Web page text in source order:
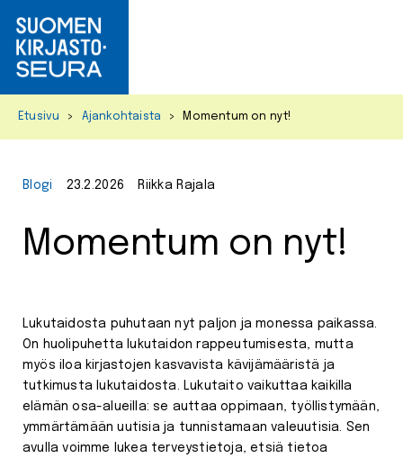
Etusivu > Ajankohtaista > Momentum on nyt!
Blogi 23.2.2026 Riikka Rajala
Momentum on nyt!
Lukutaidosta puhutaan nyt paljon ja monessa paikassa.
On huolipuhetta lukutaidon rappeutumisesta, mutta
myös iloa kirjastojen kasvavista kävijämääristä ja
tutkimusta lukutaidosta. Lukutaito vaikuttaa kaikilla
elämän osa-alueilla: se auttaa oppimaan, työllistymään,
ymmärtämään uutisia ja tunnistamaan valeuutisia. Sen
avulla voimme lukea terveystietoja, etsiä tietoa